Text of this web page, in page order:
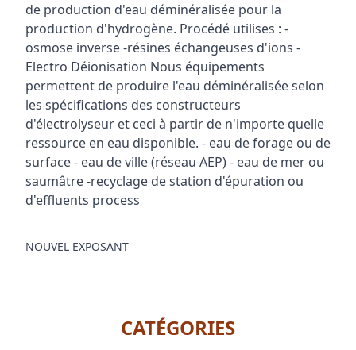
de production d'eau déminéralisée pour la
production d'hydrogène. Procédé utilises : -
osmose inverse -résines échangeuses d'ions -
Electro Déionisation Nous équipements
permettent de produire l'eau déminéralisée selon
les spécifications des constructeurs
d'électrolyseur et ceci à partir de n'importe quelle
ressource en eau disponible. - eau de forage ou de
surface - eau de ville (réseau AEP) - eau de mer ou
saumâtre -recyclage de station d'épuration ou
d'effluents process
NOUVEL EXPOSANT
CATÉGORIES